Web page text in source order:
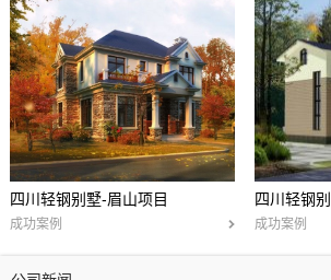
四川轻钢别墅-眉山项目
成功案例
四川轻钢
成功案例